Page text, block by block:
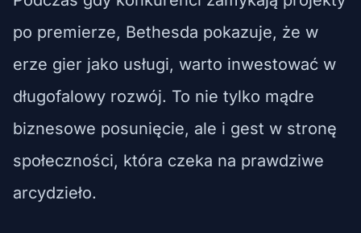
po premierze, Bethesda pokazuje, że w
erze gier jako usługi, warto inwestować w
długofalowy rozwój. To nie tylko mądre
biznesowe posunięcie, ale i gest w stronę
społeczności, która czeka na prawdziwe
arcydzieło.